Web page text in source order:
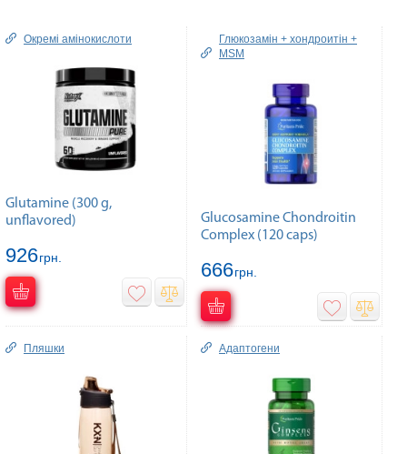
Окремі амінокислоти
Glutamine (300 g,
unflavored)
926грн.
Глюкозамін + хондроитін +
MSM
Glucosamine Chondroitin
Complex (120 caps)
666грн.
Пляшки Адаптогени